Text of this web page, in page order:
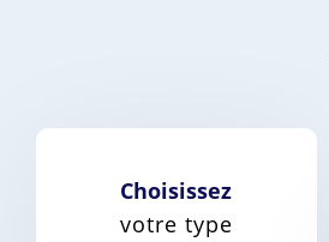
Choisissez
votre type